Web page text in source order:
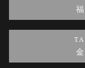
金・プラチナのお取引
金澤指輪工房｜手作り
金澤指輪工房｜手作り
お客様の声
プライバシーポリシー